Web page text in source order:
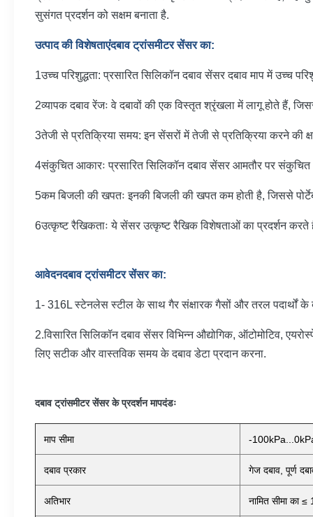
सुसंगत प्रदर्शन को सक्षम बनाता है.
उत्पाद की विशेषताएंदबाव ट्रांसमीटर सेंसर का:
1उच्च परिशुद्धता: प्रसारित सिलिकॉन दबाव सेंसर दबाव माप में उच्च
2व्यापक दबाव रेंजः वे दबावों की एक विस्तृत श्रृंखला में लागू होते हैं,
3तेजी से प्रतिक्रिया समय: इन सेंसरों में तेजी से प्रतिक्रिया करने की
4संकुचित आकारः प्रसारित सिलिकॉन दबाव सेंसर आमतौर पर
5कम बिजली की खपतः इनकी बिजली की खपत कम होती है, जिससे
6उत्कृष्ट रैखिकताः ये सेंसर उत्कृष्ट रैखिक विशेषताओं का प्रदर्शन
आवेदनदबाव ट्रांसमीटर सेंसर का:
1- 316L स्टेनलेस स्टील के साथ गैर संक्षारक गैसों और तरल पदार्थों के
2.विसारित सिलिकॉन दबाव सेंसर विभिन्न औद्योगिक, ऑटोमोटिव,
लिए सटीक और वास्तविक समय के दबाव डेटा प्रदान करना.
दबाव ट्रांसमीटर सेंसर के प्रदर्शन मापदंडः
माप सीमा -
दबाव प्रकार गेज दबाव, पूर्ण
अतिभार नामित सीमा का ≤